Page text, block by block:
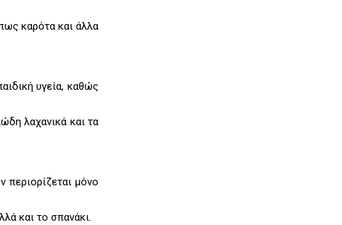
καρότα και άλλα
υγεία, καθώς
λαχανικά και τα
περιορίζεται μόνο
και το σπανάκι.